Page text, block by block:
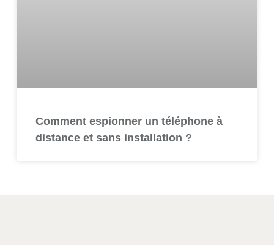
Comment espionner un téléphone à
distance et sans installation ?